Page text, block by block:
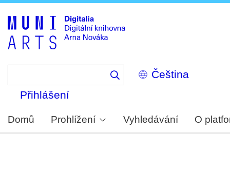
Select
your
Přihlášení
Domů Prohlížení Vyhledávání O